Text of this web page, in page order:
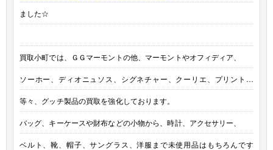
ました☆
買取小町では、ＧＧマーモントの他、マーモントやオフィディア、
ソーホー、ディオニュソス、シグネチャー、クーリエ、プリント…
等々、グッチ製品の買取を強化しております。
バッグ、キーケースや財布などの小物から、時計、アクセサリー、
ベルト、靴、帽子、サングラス、洋服まで未使用品はもちろんです